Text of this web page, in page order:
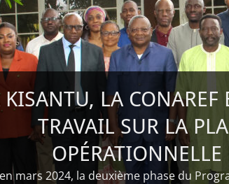
KISANTU, LA CONAREF
TRAVAIL SUR LA
OPÉRATIONNELLE
mars 2024, la deuxième phase du